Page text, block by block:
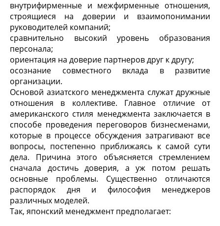
внутрифирменные и межфирменные отношения,
строящиеся на доверии и взаимопонимании
руководителей компаний;
сравнительно высокий уровень образования
персонала;
ориентация на доверие партнеров друг к другу;
осознание совместного вклада в развитие
организации.
Основой азиатского менеджмента служат дружные
отношения в коллективе. Главное отличие от
американского стиля менеджмента заключается в
способе проведения переговоров бизнесменами,
которые в процессе обсуждения затрагивают все
вопросы, постепенно приближаясь к самой сути
дела. Причина этого объясняется стремлением
сначала достичь доверия, а уж потом решать
основные проблемы. Существенно отличаются
распорядок дня и философия менеджеров
различных моделей.
Так, японский менеджмент предполагает: